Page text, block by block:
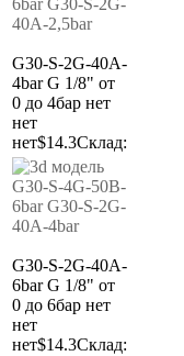
G30-S-2G-40A-
4barG 1/8" от
0 до 4бар нет
нет
нет$14.3Склад:
G30-S-2G-40A-
6barG 1/8" от
0 до 6бар нет
нет
нет$14.3Склад: